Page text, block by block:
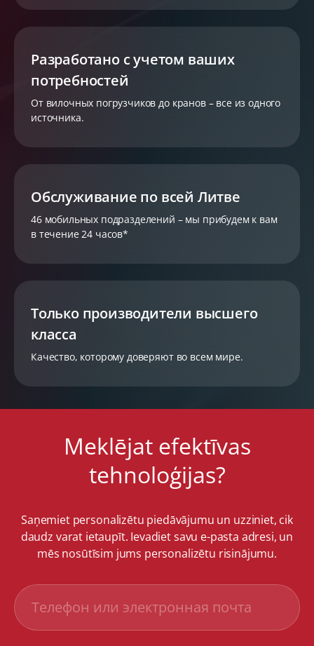
Разработано с учетом ваших
потребностей
От вилочных погрузчиков до кранов – все из одного
источника.
Обслуживание по всей Литве
46 мобильных подразделений – мы прибудем к вам
в течение 24 часов*
Только производители высшего
класса
Качество, которому доверяют во всем мире.
Meklējat efektīvas
tehnoloģijas?
Saņemiet personalizētu piedāvājumu un uzziniet, cik
daudz varat ietaupīt. Ievadiet savu e-pasta adresi, un
mēs nosūtīsim jums personalizētu risinājumu.